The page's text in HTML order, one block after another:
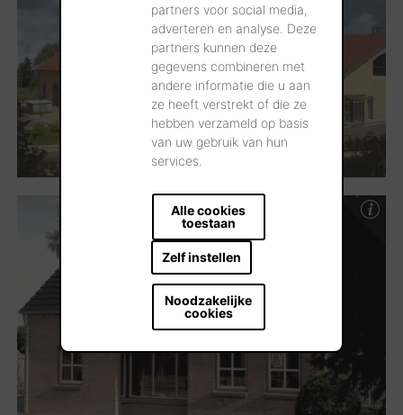
partners voor social media,
adverteren en analyse. Deze
partners kunnen deze
gegevens combineren met
andere informatie die u aan
ze heeft verstrekt of die ze
hebben verzameld op basis
van uw gebruik van hun
services.
Alle cookies
toestaan
Zelf instellen
Noodzakelijke
cookies